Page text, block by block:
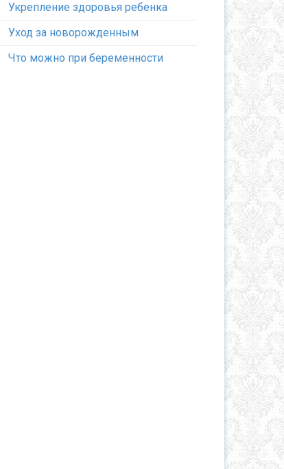
Укрепление здоровья ребенка
Уход за новорожденным
Что можно при беременности